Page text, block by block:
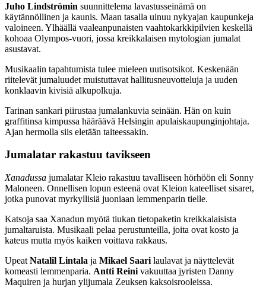
Juho Lindströmin suunnittelema lavastusseinämä on
käytännöllinen ja kaunis. Maan tasalla uinuu nykyajan kaupunkeja
valoineen. Ylhäällä vaaleanpunaisten vaahtokarkkipilvien keskellä
kohoaa Olympos-vuori, jossa kreikkalaisen mytologian jumalat
asustavat.
Musikaalin tapahtumista tulee mieleen uutisotsikot. Keskenään
riitelevät jumaluudet muistuttavat hallitusneuvotteluja ja uuden
konklaavin kivisiä alkupolkuja.
Tarinan sankari piirustaa jumalankuvia seinään. Hän on kuin
graffitinsa kimpussa hääräävä Helsingin apulaiskaupunginjohtaja.
Ajan hermolla siis eletään taiteessakin.
Jumalatar rakastuu tavikseen
Xanadussa jumalatar Kleio rakastuu tavalliseen hörhöön eli Sonny
Maloneen. Onnellisen lopun esteenä ovat Kleion kateelliset sisaret,
jotka punovat myrkyllisiä juoniaan lemmenparin tielle.
Katsoja saa Xanadun myötä tiukan tietopaketin kreikkalaisista
jumaltaruista. Musikaali pelaa perustunteilla, joita ovat kosto ja
kateus mutta myös kaiken voittava rakkaus.
Upeat Natalil Lintala ja Mikael Saari laulavat ja näyttelevät
komeasti lemmenparia. Antti Reini vakuuttaa jyristen Danny
Maquiren ja hurjan ylijumala Zeuksen kaksoisrooleissa.